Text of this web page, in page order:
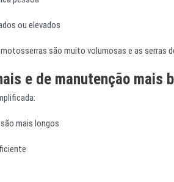
ou elevados
são muito volumosas e as serras
e de manutenção mais
mais longos